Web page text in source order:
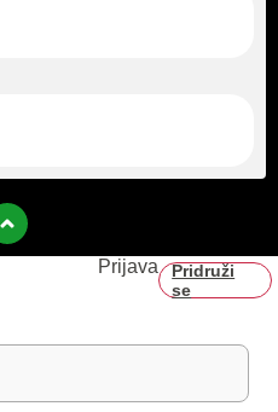
Prijava
Pridruži
se